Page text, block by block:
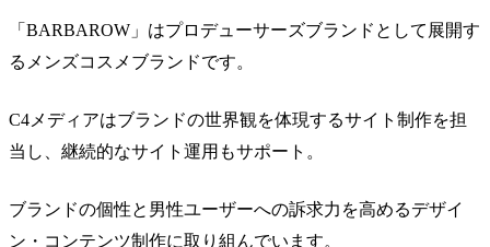
「BARBAROW」はプロデューサーズブランドとして展開す
るメンズコスメブランドです。
C4メディアはブランドの世界観を体現するサイト制作を担
当し、継続的なサイト運用もサポート。
ブランドの個性と男性ユーザーへの訴求力を高めるデザイ
ン・コンテンツ制作に取り組んでいます。